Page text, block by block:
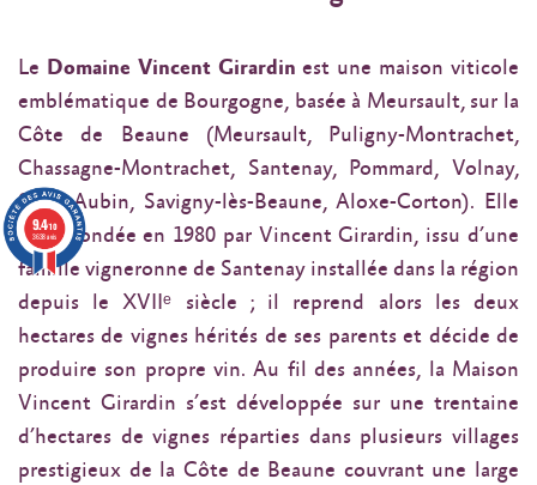
Le Domaine Vincent Girardin est une maison viticole
emblématique de Bourgogne, basée à Meursault, sur la
Côte de Beaune (Meursault, Puligny-Montrachet,
Chassagne-Montrachet, Santenay, Pommard, Volnay,
Saint-Aubin, Savigny-lès-Beaune, Aloxe-Corton). Elle
a été fondée en 1980 par Vincent Girardin, issu d’une
famille vigneronne de Santenay installée dans la région
depuis le XVIIᵉ siècle ; il reprend alors les deux
hectares de vignes hérités de ses parents et décide de
produire son propre vin. Au fil des années, la Maison
Vincent Girardin s’est développée sur une trentaine
d’hectares de vignes réparties dans plusieurs villages
prestigieux de la Côte de Beaune couvrant une large
9.4/10
3638 avis